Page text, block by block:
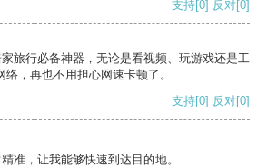
支持[0] 反对[0]
旅行必备神器，无论是看视频、玩游戏还是工
，再也不用担心网速卡顿了。
支持[0] 反对[0]
准，让我能够快速到达目的地。